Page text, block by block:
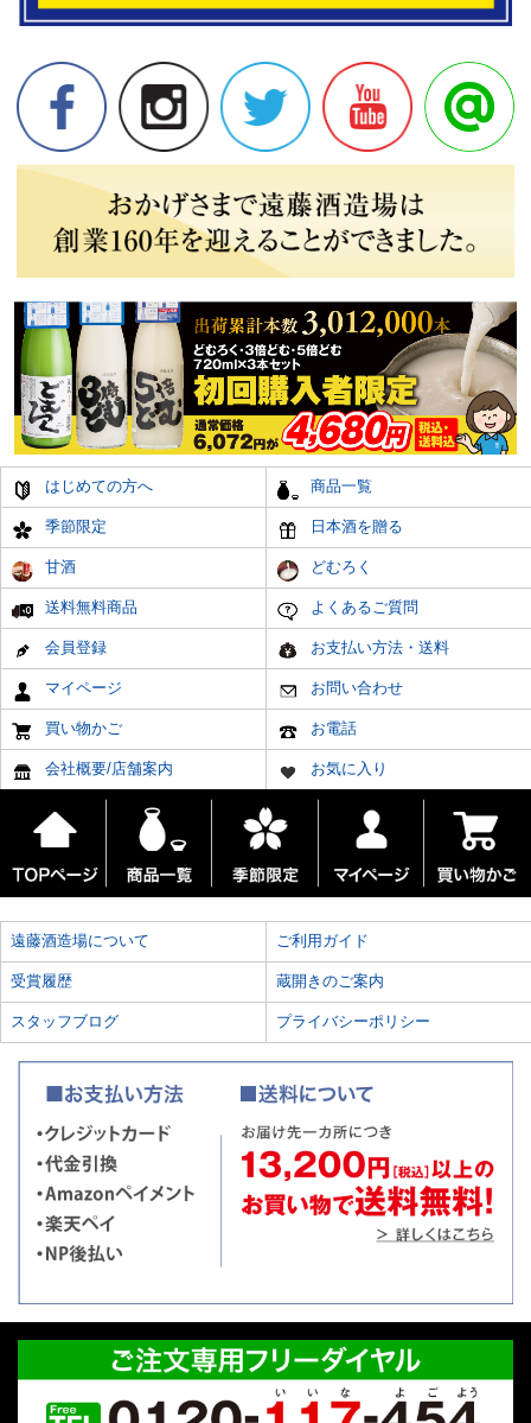
はじめての方へ 商品一覧
季節限定 日本酒を贈る
甘酒 どむろく
送料無料商品 よくあるご質問
会員登録 お支払い方法・送料
マイページ お問い合わせ
買い物かご お電話
会社概要/店舗案内 お気に入り
遠藤酒造場について ご利用ガイド
受賞履歴 蔵開きのご案内
スタッフブログ プライバシーポリシー